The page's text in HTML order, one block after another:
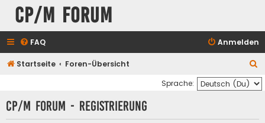
CP/M Forum
FAQ Anmelden
Startseite Foren-Übersicht
u
c
Sprache:
CP/M Forum - Registrierung